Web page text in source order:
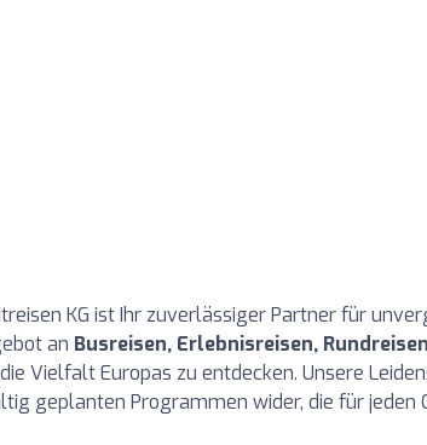
KG ist Ihr zuverlässiger Partner für
an Busreisen, Erlebnisreisen,
Vielfalt Europas zu entdecken. Unsere
geplanten Programmen wider, die für jeden